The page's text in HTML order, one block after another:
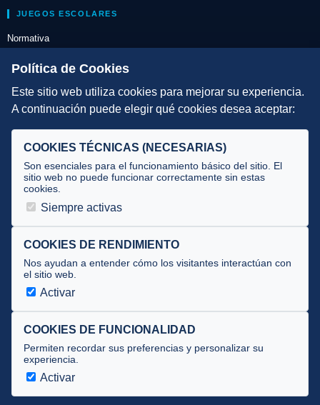
JUEGOS ESCOLARES
Normativa
Escuelas de Triatlón
DIRECCIÓN TÉCNICA
Selecciones
Tecnificación
JUECES Y OFICIALES
Documentos
Cursos
Circulares oficiales
Convocatorias y Equipaciones
Av. José Atarés 101, semisótano. 50018 Zaragoza
Política de Cookies
Este sitio web utiliza cookies para mejorar su experiencia.
A continuación puede elegir qué cookies desea aceptar:
COOKIES TÉCNICAS (NECESARIAS)
Son esenciales para el funcionamiento básico del sitio. El
sitio web no puede funcionar correctamente sin estas
cookies.
Siempre activas
COOKIES DE RENDIMIENTO
Nos ayudan a entender cómo los visitantes interactúan con
el sitio web.
Activar
COOKIES DE FUNCIONALIDAD
Permiten recordar sus preferencias y personalizar su
experiencia.
Activar